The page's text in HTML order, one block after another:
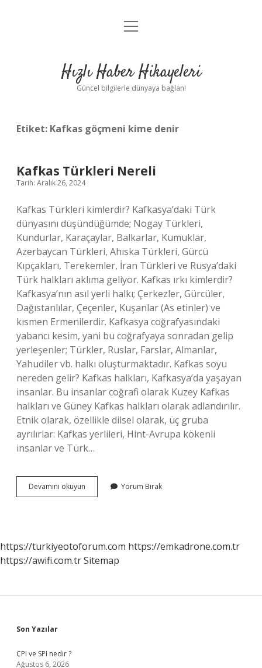
Anasayfa
Yasal Uyarı
menüyü
Hızlı Haber Hikayeleri
Güncel bilgilerle dünyaya bağlan!
Etiket: Kafkas göçmeni kime denir
Kafkas Türkleri Nereli
Tarih: Aralık 26, 2024
Kafkas Türkleri kimlerdir? Kafkasya’daki Türk
dünyasını düşündüğümde; Nogay Türkleri,
Kundurlar, Karaçaylar, Balkarlar, Kumuklar,
Azerbaycan Türkleri, Ahıska Türkleri, Gürcü
Kıpçakları, Terekemler, İran Türkleri ve Rusya’daki
Türk halkları aklıma geliyor. Kafkas ırkı kimlerdir?
Kafkasya’nın asıl yerli halkı; Çerkezler, Gürcüler,
Dağıstanlılar, Çeçenler, Kuşanlar (As etinler) ve
kısmen Ermenilerdir. Kafkasya coğrafyasındaki
yabancı kesim, yani bu coğrafyaya sonradan gelip
yerleşenler; Türkler, Ruslar, Farslar, Almanlar,
Yahudiler vb. halkı oluşturmaktadır. Kafkas soyu
nereden gelir? Kafkas halkları, Kafkasya’da yaşayan
insanlar. Bu insanlar coğrafi olarak Kuzey Kafkas
halkları ve Güney Kafkas halkları olarak adlandırılır.
Etnik olarak, özellikle dilsel olarak, üç gruba
ayrılırlar: Kafkas yerlileri, Hint-Avrupa kökenli
insanlar ve Türk…
Devamını okuyun
Türkleri
Yorum Bırak
https://turkiyeotoforum.com https://emkadrone.com.tr
https://awifi.com.trSitemap
Sidebar
Son Yazılar
CPI ve SPI nedir ?
Ağustos 6, 2026